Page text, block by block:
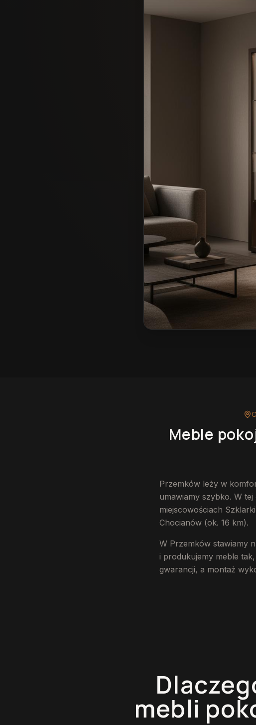
Meble
Przemków leży w
umawiamy szybko. W
miejscowościach
Chocianów (ok. 16 km).
W Przemków stawiamy
i produkujemy meble tak,
gwarancji, a montaż
mebli